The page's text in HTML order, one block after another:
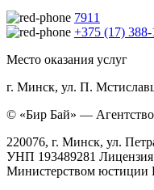
7911
+375 (17)
Место оказания услуг
г. Минск, ул. П.
© «Бир Бай» —
220076, г. Минск, ул.
УНП 193489281
Министерством юстиции